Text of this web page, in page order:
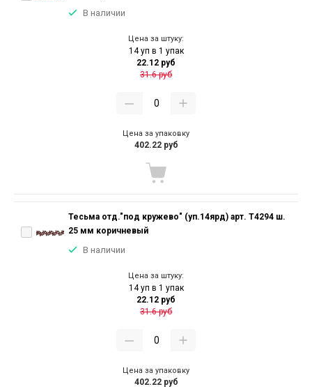
В наличии
Цена за штуку:
14 уп в 1 упак
22.12 руб
31.6 руб
Цена за упаковку
402.22 руб
Тесьма отд."под кружево" (уп.14ярд) арт. T4294 ш.
25 мм коричневый
В наличии
Цена за штуку:
14 уп в 1 упак
22.12 руб
31.6 руб
Цена за упаковку
402.22 руб